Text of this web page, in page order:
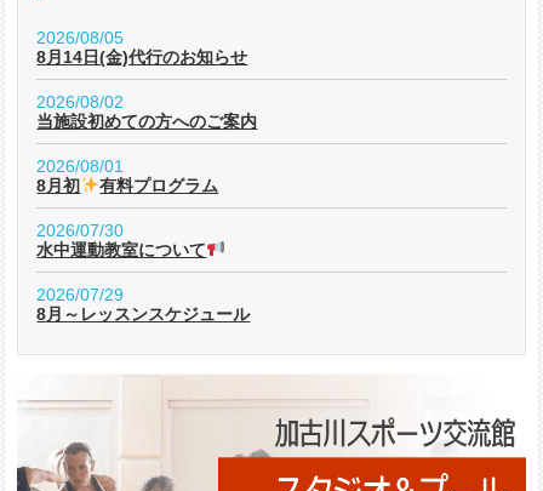
2026/08/05
8月14日(金)代行のお知らせ
2026/08/02
当施設初めての方へのご案内
2026/08/01
8月初
有料プログラム
2026/07/30
水中運動教室について
2026/07/29
8月～レッスンスケジュール